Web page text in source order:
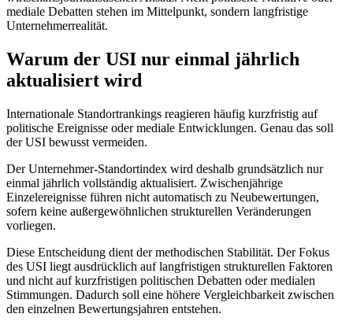
mediale Debatten stehen im Mittelpunkt, sondern langfristige
Unternehmerrealität.
Warum der USI nur einmal jährlich
aktualisiert wird
Internationale Standortrankings reagieren häufig kurzfristig auf
politische Ereignisse oder mediale Entwicklungen. Genau das soll
der USI bewusst vermeiden.
Der Unternehmer-Standortindex wird deshalb grundsätzlich nur
einmal jährlich vollständig aktualisiert. Zwischenjährige
Einzelereignisse führen nicht automatisch zu Neubewertungen,
sofern keine außergewöhnlichen strukturellen Veränderungen
vorliegen.
Diese Entscheidung dient der methodischen Stabilität. Der Fokus
des USI liegt ausdrücklich auf langfristigen strukturellen Faktoren
und nicht auf kurzfristigen politischen Debatten oder medialen
Stimmungen. Dadurch soll eine höhere Vergleichbarkeit zwischen
den einzelnen Bewertungsjahren entstehen.